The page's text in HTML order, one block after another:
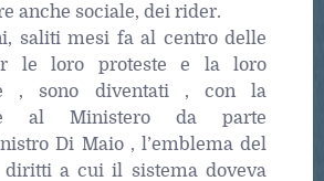
anche sociale, dei rider.
saliti mesi fa al centro delle
le loro proteste e la loro
, sono diventati , con la
al Ministero da parte
Di Maio , l’emblema del
diritti a cui il sistema doveva